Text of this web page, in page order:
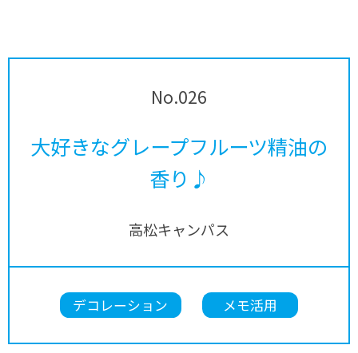
No.026
大好きなグレープフルーツ精油の
香り♪
高松キャンパス
デコレーション メモ活用